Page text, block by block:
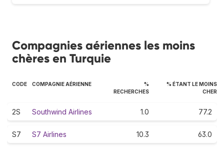
Compagnies aériennes les moins
chères en Turquie
CODE COMPAGNIE AÉRIENNE
%
RECHERCHES
% ÉTANT LE MOINS
CHER
2S Southwind Airlines 1.0 77.2
S7 S7 Airlines 10.3 63.0